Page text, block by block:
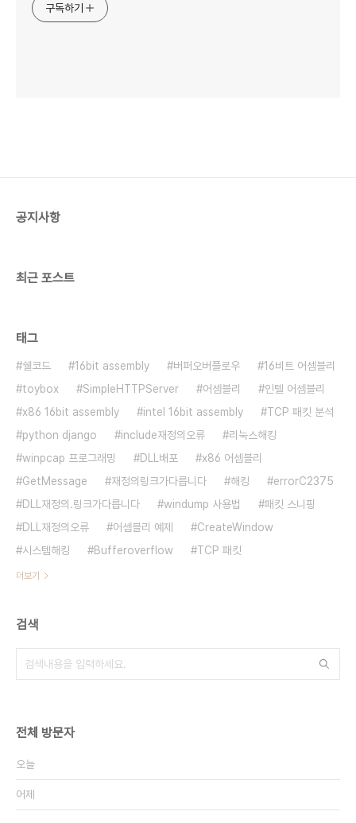
구독하기
공지사항
최근 포스트
태그
쉘코드 16bit assembly 버퍼오버플로우
16비트 어셈블리
toybox
SimpleHTTPServer 어셈블리
인텔 어셈블리
x86 16bit assembly
intel 16bit assembly
TCP 패킷 분석
python django
include재정의오류
리눅스해킹
winpcap 프로그래밍
DLL배포
x86 어셈블리
GetMessage
재정의링크가다릅니다 해킹
errorC2375
DLL재정의.링크가다릅니다
windump 사용법
패킷 스니핑
DLL재정의오류
어셈블리 예제
CreateWindow
시스템해킹
Bufferoverflow TCP 패킷
더보기
검색
전체 방문자
오늘
어제